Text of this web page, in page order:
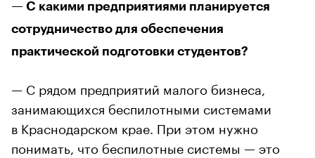
— С какими предприятиями планируется
сотрудничество для обеспечения
практической подготовки студентов?
— С рядом предприятий малого бизнеса,
занимающихся беспилотными системами
в Краснодарском крае. При этом нужно
понимать, что беспилотные системы — это